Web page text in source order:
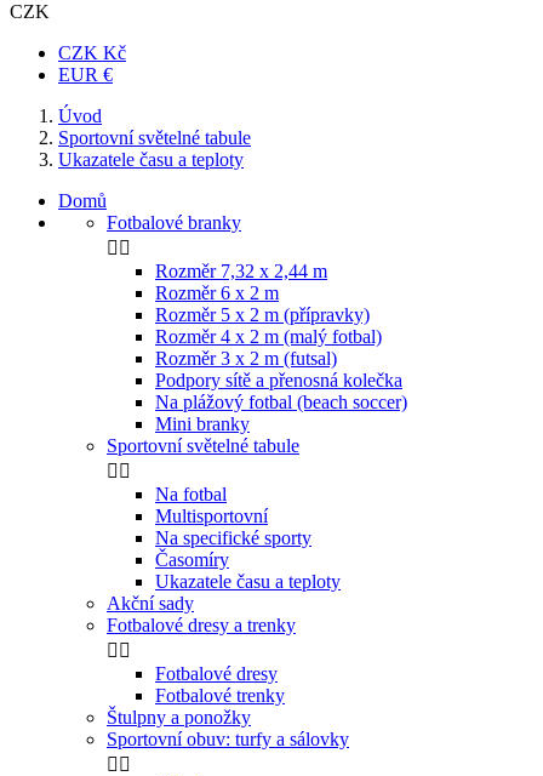
CZK
CZK Kč
EUR €
Úvod
Sportovní světelné tabule
Ukazatele času a teploty
Domů
Fotbalové branky
 
Rozměr 7,32 x 2,44 m
Rozměr 6 x 2 m
Rozměr 5 x 2 m (přípravky)
Rozměr 4 x 2 m (malý fotbal)
Rozměr 3 x 2 m (futsal)
Podpory sítě a přenosná kolečka
Na plážový fotbal (beach soccer)
Mini branky
Sportovní světelné tabule
 
Na fotbal
Multisportovní
Na specifické sporty
Časomíry
Ukazatele času a teploty
Akční sady
Fotbalové dresy a trenky
 
Fotbalové dresy
Fotbalové trenky
Štulpny a ponožky
Sportovní obuv: turfy a sálovky
 